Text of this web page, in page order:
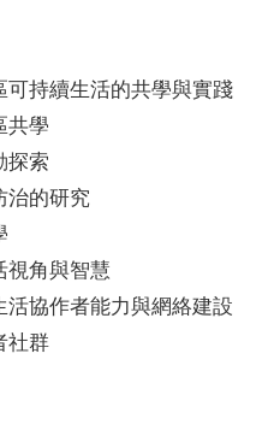
持續生活的共學與實踐
共學
探索
治的研究
視角與智慧
協作者能力與網絡建設
社群